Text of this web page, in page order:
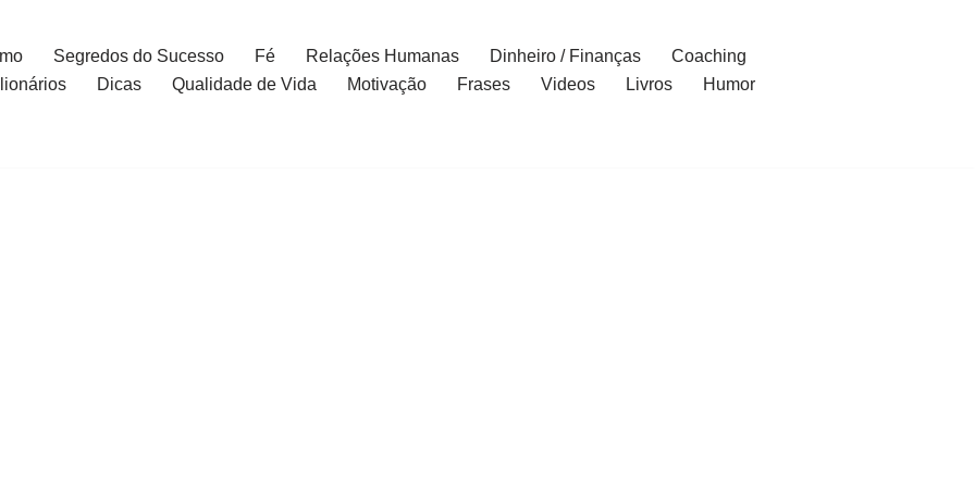
Segredos do Sucesso Fé Relações Humanas Dinheiro / Finanças
Coaching
Dicas Qualidade de Vida Motivação Frases Videos Livros
Humor